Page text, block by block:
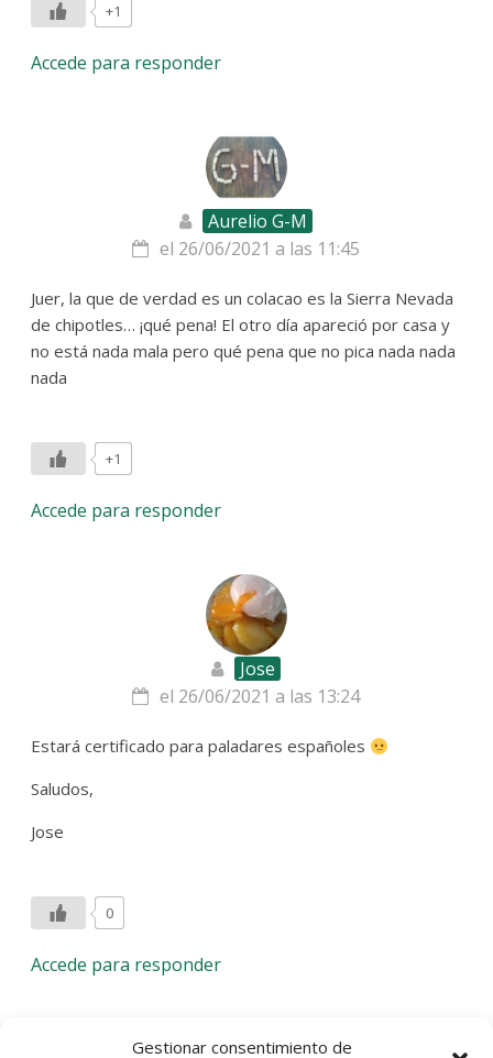
Gestionar consentimiento de
+1
Accede para responder
Aurelio G-M
el 26/06/2021 a las 11:45
Juer, la que de verdad es un colacao es la Sierra Nevada
de chipotles… ¡qué pena! El otro día apareció por casa y
no está nada mala pero qué pena que no pica nada nada
nada
+1
Accede para responder
Jose
el 26/06/2021 a las 13:24
Estará certificado para paladares españoles
Saludos,
Jose
0
Accede para responder
Deja una respuesta